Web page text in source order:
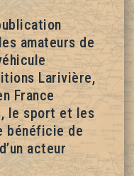
amateurs de
Larivière,
France
le sport et les
bénéficie de
acteur